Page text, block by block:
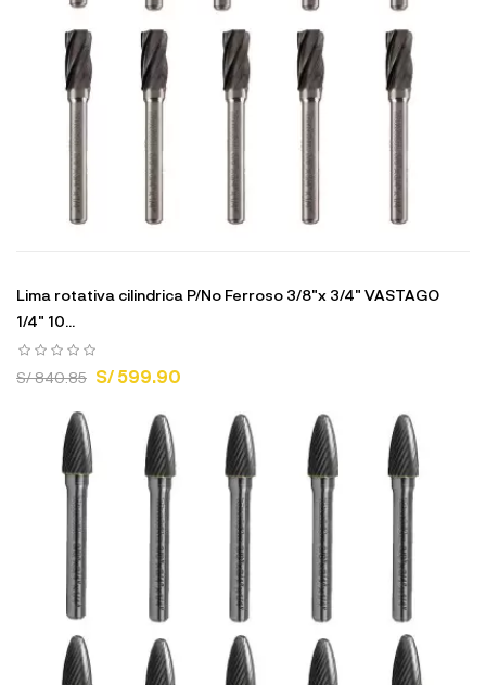
Lima rotativa cilindrica P/No Ferroso 3/8"x 3/4" VASTAGO
1/4" 10...
S/ 840.85 S/ 599.90